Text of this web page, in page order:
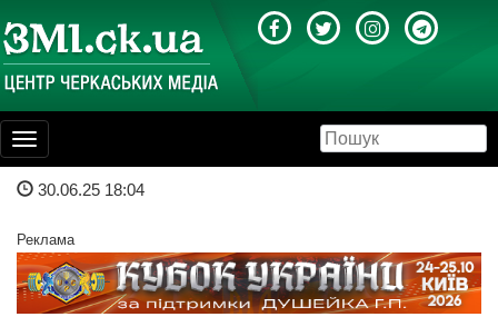
Toggle
navigation
30.06.25 18:04
Реклама